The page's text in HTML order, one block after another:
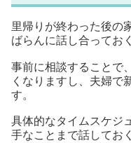
里帰りが終わった後の
ばらんに話し合ってお
事前に相談することで
くなりますし、夫婦で
す。
具体的なタイムスケジ
手なことまで話してお